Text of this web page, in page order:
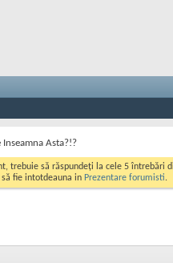
Inseamna Asta?!?
trebuie să răspundeți la cele 5
fie intotdeauna in Prezentare forumisti.